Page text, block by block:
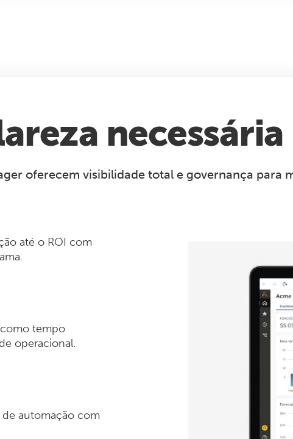
oferecem visibilidade total e governança para
até o ROI com
tempo
operacional.
de automação com